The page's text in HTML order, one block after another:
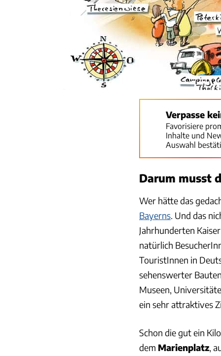
Verpasse
Favorisiere
Inhalte und
Auswahl
Darum musst
Wer hätte das
Bayerns . Und das
Jahrhunderten
natürlich
TouristInnen in
sehenswerter
Museen,
ein sehr attraktives
Schon die gut ein
dem Marienplatz ,